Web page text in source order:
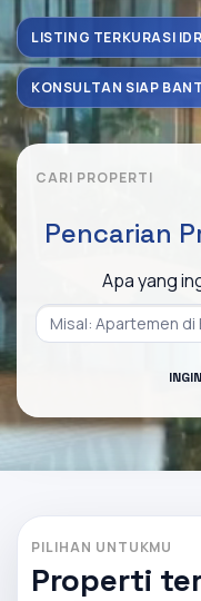
LISTING TERKURASI
KONSULTAN SIAP
CARI PROPERTI
Pencarian
Apa yang
PILIHAN UNTUKMU
Properti